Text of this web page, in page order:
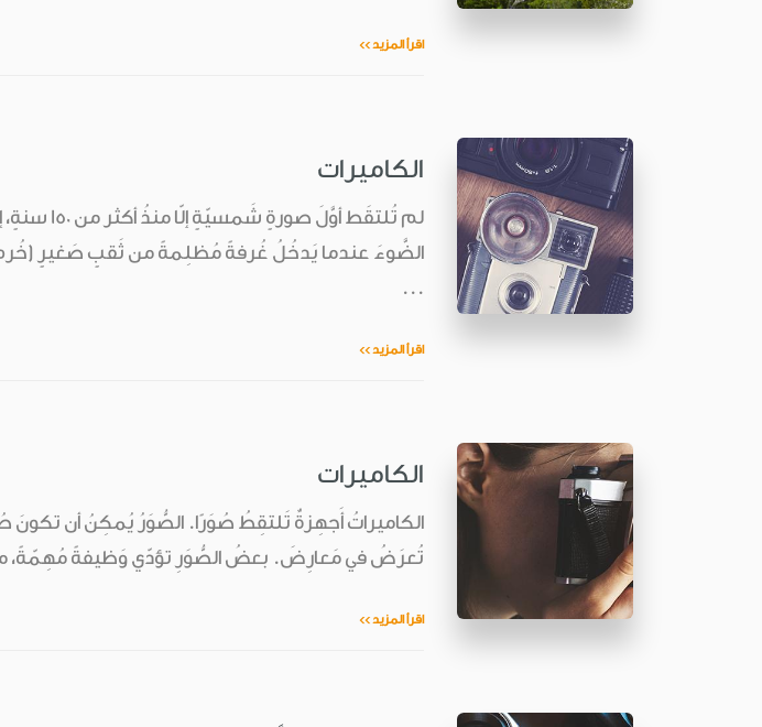
اقرأ المزيد >>
الكاميرات
الضَّوءَ عندما يَدخُلُ غُرفةً مُظلِمةً من ثَقبٍ صَغيرٍ (خُرمِ
...
اقرأ المزيد >>
الكاميرات
الكاميراتُ أَجهِزةٌ تَلتقِطُ صُوَرًا. الصُّوَرُ يُمكِنُ أن تكونَ
تُعرَضُ في مَعارِضَ. بعضُ الصُّوَرِ تؤدّي وَظيفةً مُهِمّةً،
اقرأ المزيد >>